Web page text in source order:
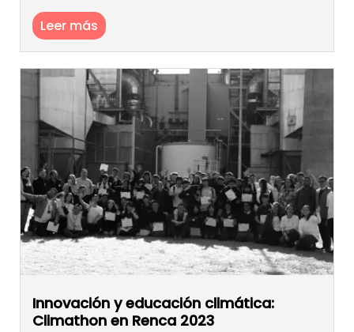
Leer más
Innovación y educación climática:
Climathon en Renca 2023